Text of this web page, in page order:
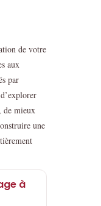
de votre
aux
par
de mieux
une
à